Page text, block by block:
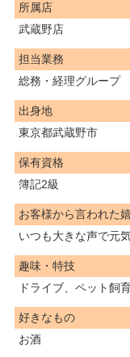
所属店
武蔵野店
担当業務
総務・経理グループ
出身地
東京都武蔵野市
保有資格
簿記2級
お客様から言われた
いつも大きな声で元
趣味・特技
ドライブ、ペット飼
好きなもの
お酒